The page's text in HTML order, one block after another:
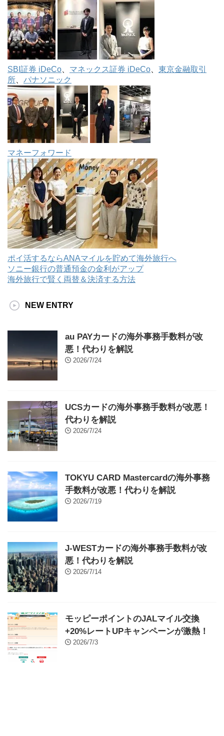
SBI証券 iDeCo マネックス証券 iDeCo
東京金融取引
所
パナソニック
マネーフォワード
ポイ活するならANAマイルを貯めて海外旅行へ
ソニー銀行の普通預金の金利がアップ
海外旅行で賢く両替＆決済する方法
NEW ENTRY
au PAYカードの海外事務手数料が改
悪！代わりを解説
2026/7/24
UCSカードの海外事務手数料が改悪！
代わりを解説
2026/7/24
TOKYU CARD Mastercardの海外事務
手数料が改悪！代わりを解説
2026/7/19
J-WESTカードの海外事務手数料が改
悪！代わりを解説
2026/7/14
モッピーポイントのJALマイル交換
+20%レートUPキャンペーンが激熱！
2026/7/3